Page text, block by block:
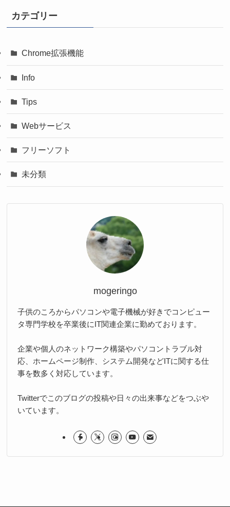
カテゴリー
Chrome拡張機能
Info
Tips
Webサービス
フリーソフト
未分類
mogeringo
子供のころからパソコンや電子機械が好きでコンピュー
タ専門学校を卒業後にIT関連企業に勤めております。
企業や個人のネットワーク構築やパソコントラブル対
応、ホームページ制作、システム開発などITに関する仕
事を数多く対応しています。
Twitterでこのブログの投稿や日々の出来事などをつぶや
いています。